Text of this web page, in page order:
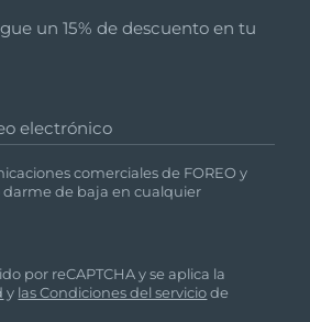
un 15% de descuento en tu
electrónico
comerciales de FOREO y
de baja en cualquier
por reCAPTCHA y se aplica la
y las Condiciones del serviciode